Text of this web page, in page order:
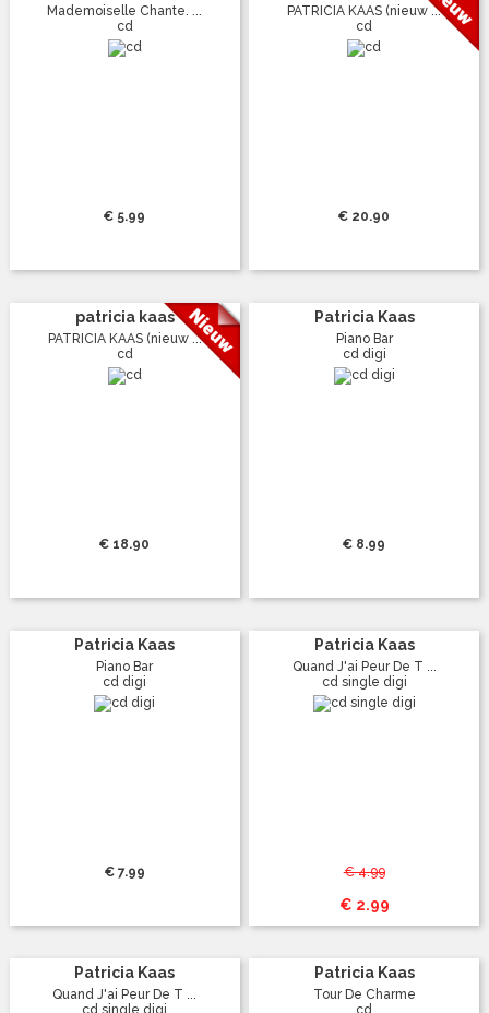
Mademoiselle Chante. ...
cd
€ 5.99
PATRICIA KAAS (nieuw ...
cd
€ 20.90
patricia kaas
PATRICIA KAAS (nieuw ...
cd
€ 18.90
Patricia Kaas
Piano Bar
cd digi
€ 8.99
Patricia Kaas
Piano Bar
cd digi
€ 7.99
Patricia Kaas
Quand J'ai Peur De T ...
cd single digi
€ 4.99
€ 2.99
Patricia Kaas
Quand J'ai Peur De T ...
cd single digi
Patricia Kaas
Tour De Charme
cd